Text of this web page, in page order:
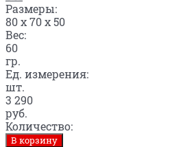
Размеры:
80 x 70 x 50
Вес:
60
гр.
Ед. измерения:
шт.
3 290
руб.
Количество:
В корзину